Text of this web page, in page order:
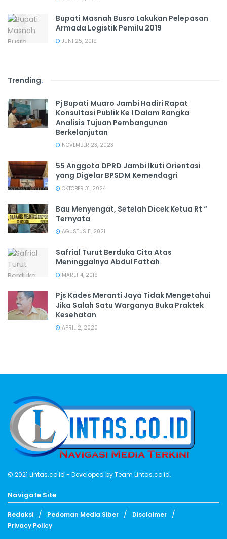
Bupati Masnah Busro Lakukan Pelepasan
Armada Logistik Pemilu 2019
JUNI 25, 2019
Trending.
Pj Bupati Muaro Jambi Hadiri Rapat
Konsultasi Publik Ke I Dalam Rangka
Analisis Tujuan Pembangunan
Berkelanjutan
NOVEMBER 23, 2023
55 Anggota DPRD Jambi Ikuti Orientasi
yang Digelar BPSDM Kemendagri
OKTOBER 31, 2024
Bau Menyengat, Setelah Dicek Ketua Rt “
Ternyata
AGUSTUS 11, 2021
Safrial Turut Berduka Cita Atas
Meninggalnya Abdul Fattah
MARET 4, 2019
Pjs Kades Meranti Jaya Tidak Mengetahui
Jika Salah Satu Warganya Buka Praktek
Kesehatan
APRIL 2, 2020
© 2021 Lintas.co.id - Developed byTeam Lintas.co.id.
Navigate Site
Redaksi Pedoman Media Siber
Disclaimer
Privacy Policy